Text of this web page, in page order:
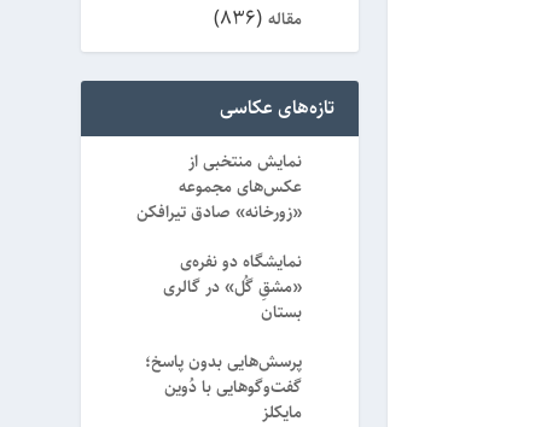
مقاله(836)
تازه‌های عکاسی
نمایش منتخبی از
عکس‌های مجموعه
«زورخانه» صادق تیرافکن
نمایشگاه دو نفره‌ی
«مشقِ گُل» در گالری
بستان
پرسش‌هایی بدون پاسخ؛
گفت‌وگوهایی با دُوین
مایکلز